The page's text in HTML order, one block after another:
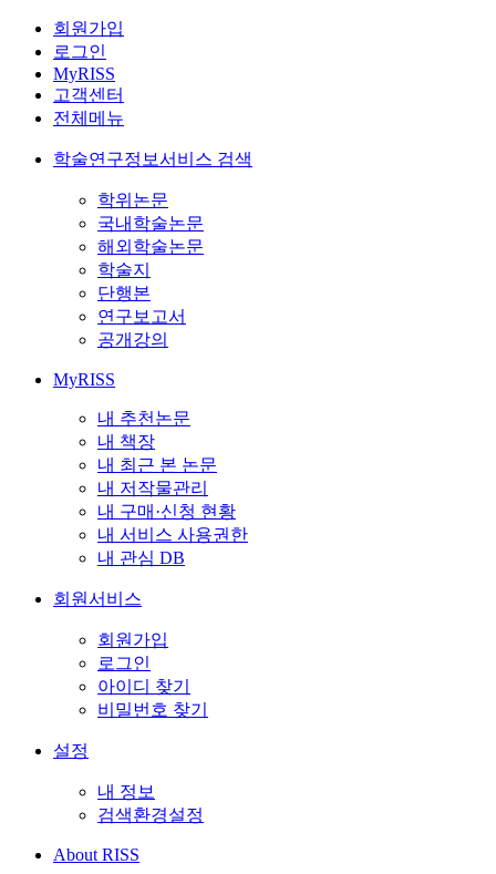
회원가입
로그인
MyRISS
고객센터
전체메뉴
학술연구정보서비스 검색
학위논문
국내학술논문
해외학술논문
학술지
단행본
연구보고서
공개강의
MyRISS
내 추천논문
내 책장
내 최근 본 논문
내 저작물관리
내 구매·신청 현황
내 서비스 사용권한
내 관심 DB
회원서비스
회원가입
로그인
아이디 찾기
비밀번호 찾기
설정
내 정보
검색환경설정
About RISS